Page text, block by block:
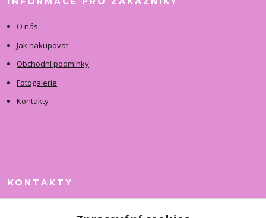
O nás
Jak nakupovat
Obchodní podmínky
Fotogalerie
Kontakty
KONTAKTY